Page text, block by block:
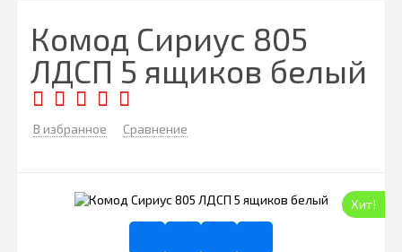
Комод Сириус 805
ЛДСП 5 ящиков белый
В избранное Сравнение
Хит!